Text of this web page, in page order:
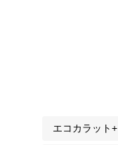
エコカラット+